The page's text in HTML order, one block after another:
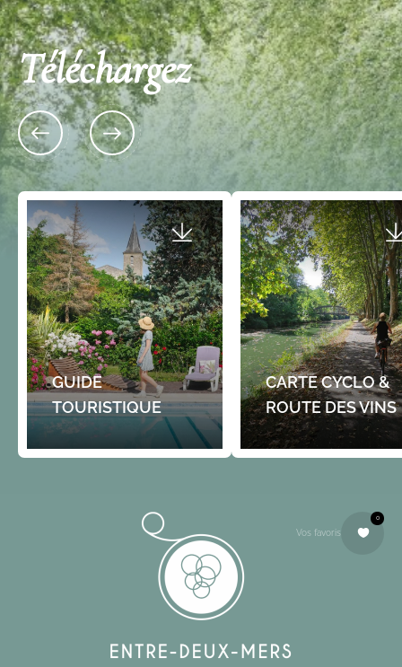
2 rue du Cros 33410 CADILLAC-SUR-
GARONNE
Bastide de Cadillac-sur-Garonne
Bastide fondée en 1280, sur les bords de la
Garonne pour le roi d'Angleterre. De l'ancienne
bastide subsistent…
Payant
1 Château Piada 33720
Château Piada
Situé sur le haut plateau de
argilo-silico-calcaires), le
superficie de 8 ha est…
Payant
Téléchargez
GUIDE
TOURISTIQUE
CARTE CYCLO &
ROUTE DES VINS
Vos favoris
0